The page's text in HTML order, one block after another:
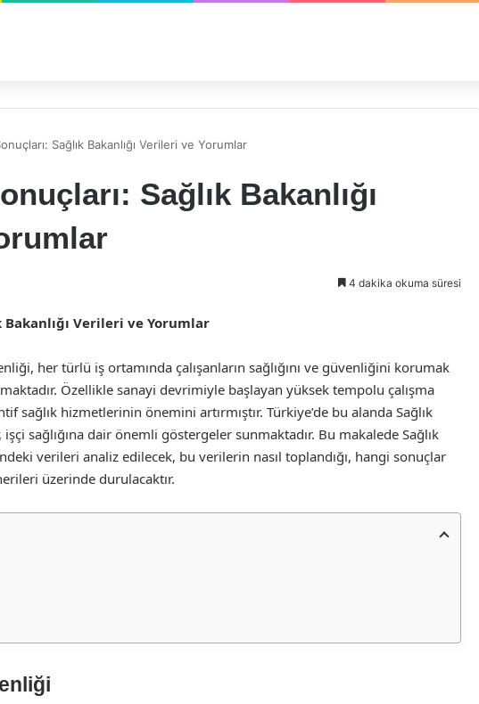
Sağlık Bakanlığı Verileri ve Yorumlar
Sağlık Bakanlığı
4 dakika okuma süresi
Bakanlığı Verileri ve Yorumlar
her türlü iş ortamında çalışanların sağlığını ve güvenliğini korumak
Özellikle sanayi devrimiyle başlayan yüksek tempolu çalışma
sağlık hizmetlerinin önemini artırmıştır. Türkiye’de bu alanda Sağlık
işçi sağlığına dair önemli göstergeler sunmaktadır. Bu makalede Sağlık
verileri analiz edilecek, bu verilerin nasıl toplandığı, hangi sonuçlar
üzerinde durulacaktır.